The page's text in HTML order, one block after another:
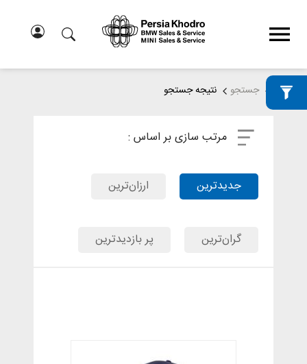
خانه جستجو نتیجه جستجو
مرتب سازی بر اساس :
جدیدترین ارزان‌ترین
گران‌ترین پر بازدیدترین